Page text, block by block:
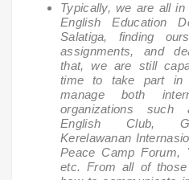
Typically, we are all
English Education
Salatiga, finding
assignments, and
that, we are still
time to take part in
manage both
organizations such
English Club,
Kerelawanan
Peace Camp Forum,
etc. From all of